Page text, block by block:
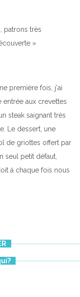
Next
patrons très
»
première fois, j'ai
aux crevettes
steak saignant très
Le dessert, une
de griottes offert par
seul petit défaut,
à chaque fois nous